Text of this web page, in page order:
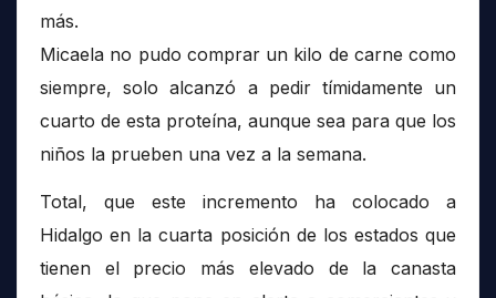
más.
Micaela no pudo comprar un kilo de carne como
siempre, solo alcanzó a pedir tímidamente un
cuarto de esta proteína, aunque sea para que los
niños la prueben una vez a la semana.
Total, que este incremento ha colocado a
Hidalgo en la cuarta posición de los estados que
tienen el precio más elevado de la canasta